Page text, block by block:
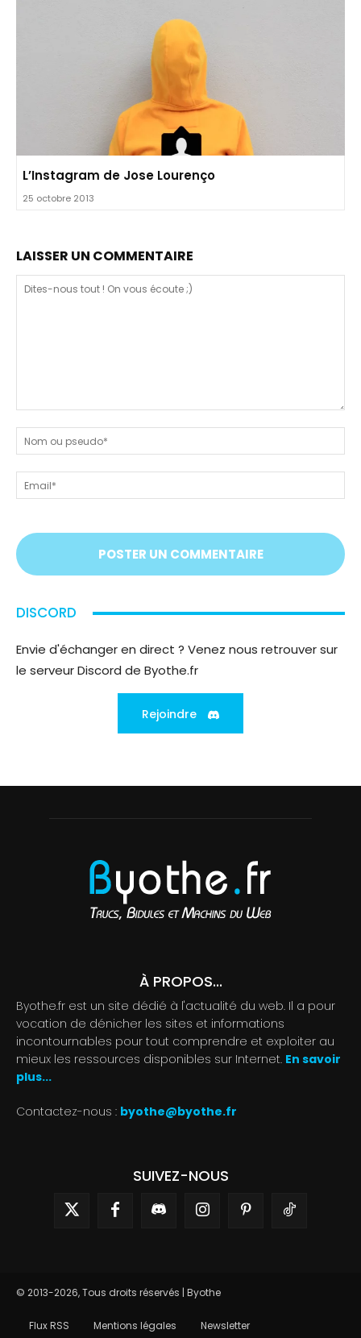
L’Instagram de Jose Lourenço
25 octobre 2013
LAISSER UN COMMENTAIRE
nous
tout
!
On
vous
;)
ou
DISCORD
Envie d'échanger en direct ? Venez nous retrouver sur
le serveur Discord de Byothe.fr
Rejoindre
À PROPOS...
Byothe.fr est un site dédié à l'actualité du web. Il a pour
vocation de dénicher les sites et informations
incontournables pour tout comprendre et exploiter au
mieux les ressources disponibles sur Internet. En savoir
plus...
Contactez-nous : byothe@byothe.fr
SUIVEZ-NOUS
© 2013-2026, Tous droits réservés | Byothe
Flux RSS Mentions légales Newsletter